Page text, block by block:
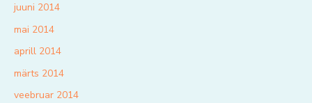
juuni 2014
mai 2014
aprill 2014
märts 2014
veebruar 2014